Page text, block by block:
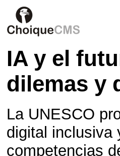
IA y el
dilemas y
La UNESCO
digital inclusiva
competencias